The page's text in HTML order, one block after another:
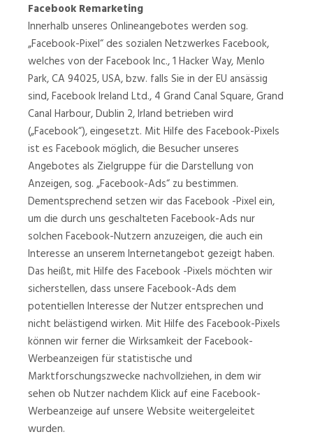
Facebook Remarketing
Innerhalb unseres Onlineangebotes werden sog.
„Facebook-Pixel“ des sozialen Netzwerkes Facebook,
welches von der Facebook Inc., 1 Hacker Way, Menlo
Park, CA 94025, USA, bzw. falls Sie in der EU ansässig
sind, Facebook Ireland Ltd., 4 Grand Canal Square, Grand
Canal Harbour, Dublin 2, Irland betrieben wird
(„Facebook“), eingesetzt. Mit Hilfe des Facebook-Pixels
ist es Facebook möglich, die Besucher unseres
Angebotes als Zielgruppe für die Darstellung von
Anzeigen, sog. „Facebook-Ads“ zu bestimmen.
Dementsprechend setzen wir das Facebook -Pixel ein,
um die durch uns geschalteten Facebook-Ads nur
solchen Facebook-Nutzern anzuzeigen, die auch ein
Interesse an unserem Internetangebot gezeigt haben.
Das heißt, mit Hilfe des Facebook -Pixels möchten wir
sicherstellen, dass unsere Facebook-Ads dem
potentiellen Interesse der Nutzer entsprechen und
nicht belästigend wirken. Mit Hilfe des Facebook-Pixels
können wir ferner die Wirksamkeit der Facebook-
Werbeanzeigen für statistische und
Marktforschungszwecke nachvollziehen, in dem wir
sehen ob Nutzer nachdem Klick auf eine Facebook-
Werbeanzeige auf unsere Website weitergeleitet
wurden.